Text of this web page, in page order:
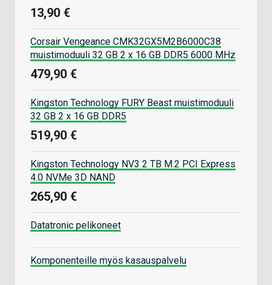
13,90 €
Corsair Vengeance CMK32GX5M2B6000C38
muistimoduuli 32 GB 2 x 16 GB DDR5 6000 MHz
479,90 €
Kingston Technology FURY Beast muistimoduuli
32 GB 2 x 16 GB DDR5
519,90 €
Kingston Technology NV3 2 TB M.2 PCI Express
4.0 NVMe 3D NAND
265,90 €
Datatronic pelikoneet
Komponenteille myös kasauspalvelu